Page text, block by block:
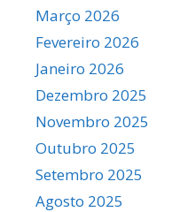
Março 2026
Fevereiro 2026
Janeiro 2026
Dezembro 2025
Novembro 2025
Outubro 2025
Setembro 2025
Agosto 2025